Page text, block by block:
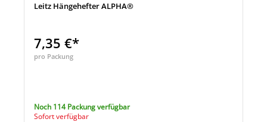
Leitz Hängehefter ALPHA®
7,35 €*
pro Packung
Noch 114 Packung verfügbar
Sofort verfügbar